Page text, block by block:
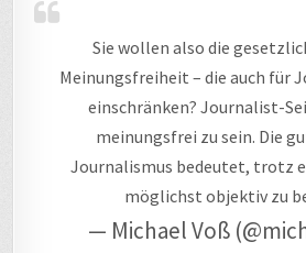
Sie wollen also die
Meinungsfreiheit – die auch für
einschränken? Journalist-
meinungsfrei zu sein. Die
Journalismus bedeutet, trotz
möglichst objektiv zu
— Michael Voß